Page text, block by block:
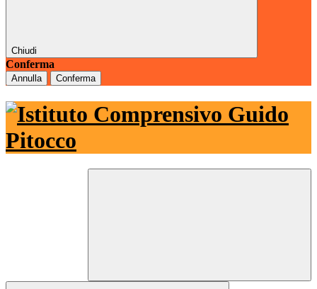
Chiudi
Conferma
Annulla Conferma